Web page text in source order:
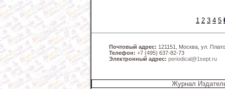
1 2 3 4 5
Почтовый адрес: 121151, Москва, ул.
Телефон: +7 (495) 637-82-73
Электронный адрес: periodical@1sept.ru
Журнал